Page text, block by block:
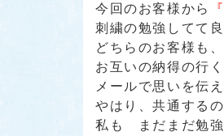
今回のお客様から
刺繍の勉強してて
どちらのお客様も
お互いの納得の行
メールで思いを伝
やはり、共通する
私も まだまだ勉